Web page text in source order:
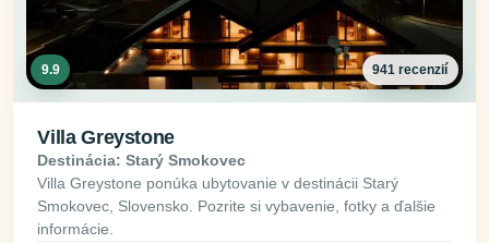
9.9 941 recenzií
Villa Greystone
Destinácia: Starý Smokovec
Villa Greystone ponúka ubytovanie v destinácii Starý
Smokovec, Slovensko. Pozrite si vybavenie, fotky a ďalšie
informácie.